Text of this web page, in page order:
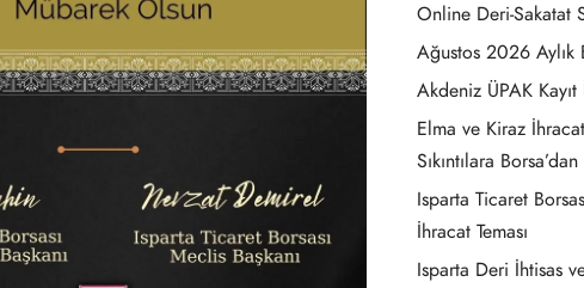
Online Deri-Sakatat
Ağustos 2026 Aylık
Akdeniz ÜPAK
Elma ve Kiraz
Sıkıntılara
Isparta Ticaret
İhracat Teması
Isparta Deri İhtisas